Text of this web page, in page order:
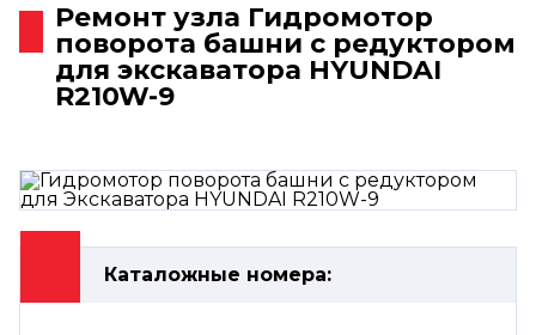
ЦЕНЫ
КОНТАКТЫ
Ремонт узла Гидромотор
поворота башни с редуктором
для экскаватора HYUNDAI
R210W-9
Каталожные номера: